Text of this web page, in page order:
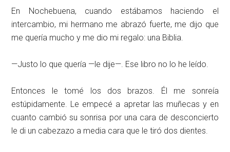
En Nochebuena, cuando estábamos haciendo el
intercambio, mi hermano me abrazó fuerte, me dijo que
me quería mucho y me dio mi regalo: una Biblia.
—Justo lo que quería —le dije—. Ese libro no lo he leído.
Entonces le tomé los dos brazos. Él me sonreía
estúpidamente. Le empecé a apretar las muñecas y en
cuanto cambió su sonrisa por una cara de desconcierto
le di un cabezazo a media cara que le tiró dos dientes.